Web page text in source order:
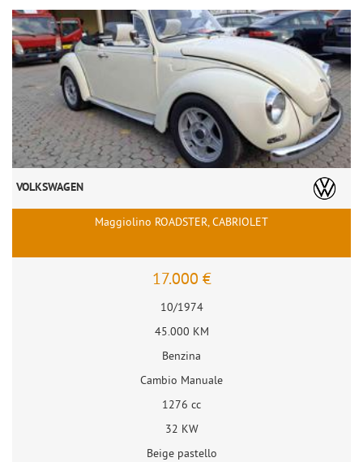
VOLKSWAGEN
Maggiolino ROADSTER, CABRIOLET
17.000 €
10/1974
45.000 KM
Benzina
Cambio Manuale
1276 cc
32 KW
Beige pastello